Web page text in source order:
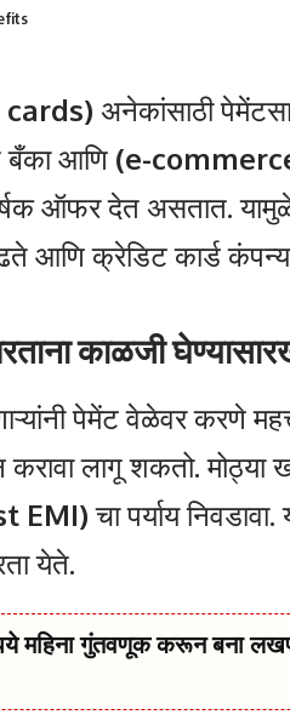
अनेकांसाठी
बँका आणि (e-
ऑफर देत असतात. यामुळे
आणि क्रेडिट कार्ड
काळजी
पेमेंट वेळेवर करणे
करावा लागू शकतो.
EMI)चा पर्याय
येते.
महिना गुंतवणूक करून बना